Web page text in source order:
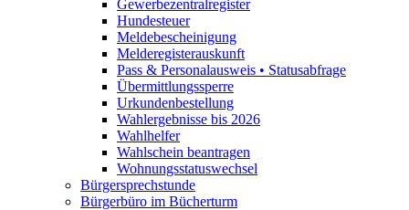
Gewerbezentralregister
Hundesteuer
Meldebescheinigung
Melderegisterauskunft
Pass & Personalausweis • Statusabfrage
Übermittlungssperre
Urkundenbestellung
Wahlergebnisse bis 2026
Wahlhelfer
Wahlschein beantragen
Wohnungsstatuswechsel
Bürgersprechstunde
Bürgerbüro im Bücherturm